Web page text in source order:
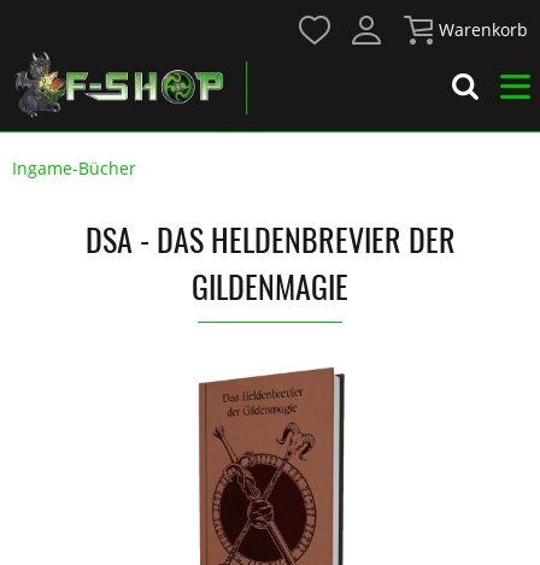
Warenkorb
Ingame-Bücher
DSA - DAS HELDENBREVIER DER
GILDENMAGIE